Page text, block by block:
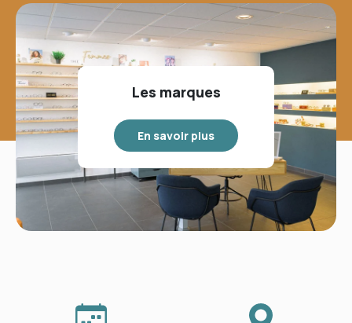
Les marques
En savoir plus